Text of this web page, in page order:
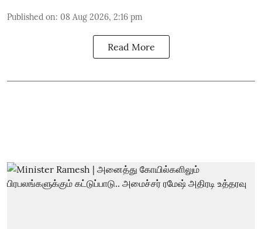
Published on: 08 Aug 2026, 2:16 pm
Read More